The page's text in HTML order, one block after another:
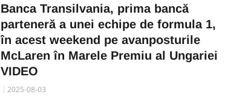
Banca Transilvania, prima bancă
parteneră a unei echipe de formula 1,
în acest weekend pe avanposturile
McLaren în Marele Premiu al Ungariei
VIDEO
2025-08-03